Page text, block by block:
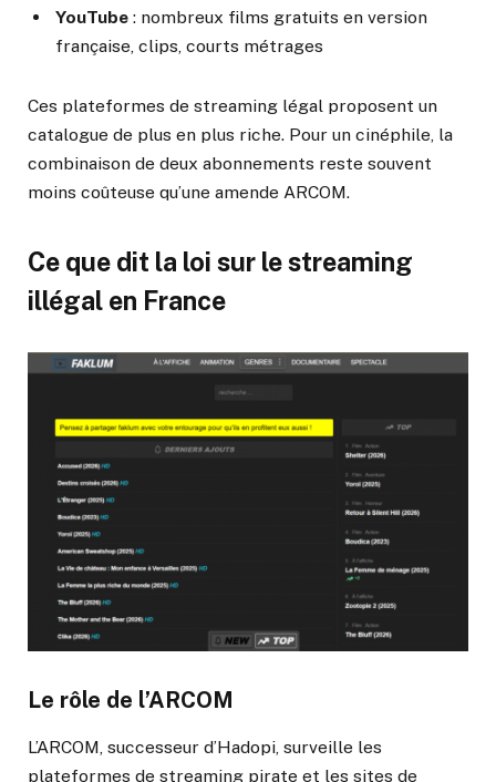
YouTube : nombreux films gratuits en version
française, clips, courts métrages
Ces plateformes de streaming légal proposent un
catalogue de plus en plus riche. Pour un cinéphile, la
combinaison de deux abonnements reste souvent
moins coûteuse qu’une amende ARCOM.
Ce que dit la loi sur le streaming
illégal en France
Le rôle de l’ARCOM
L’ARCOM, successeur d’Hadopi, surveille les
plateformes de streaming pirate et les sites de